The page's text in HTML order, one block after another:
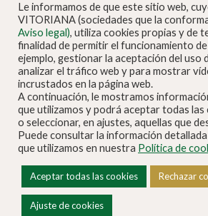
Aviso legal|Política de cookies|
Copyright © 2022 |La Vitoriana|
Le informamos de que este sitio web,
VITORIANA (sociedades que la
Aviso legal), utiliza cookies propias y de
finalidad de permitir el funcionamiento
ejemplo, gestionar la aceptación del uso
analizar el tráfico web y para mostrar
incrustados en la página web.
A continuación, le mostramos
que utilizamos y podrá aceptar todas las
o seleccionar, en ajustes, aquellas que
Puede consultar la información
que utilizamos en nuestra Política de
Aceptar todas las cookies Rechazar
Ajuste de cookies